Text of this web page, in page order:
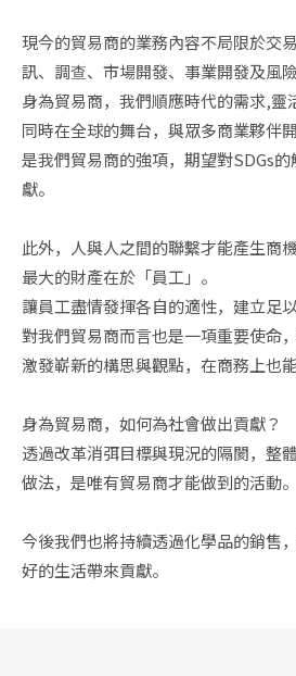
現今的貿易商的業務內容不局限於交
訊、調查、市場開發、事業開發及風險
身為貿易商，我們順應時代的需求,靈
同時在全球的舞台，與眾多商業夥伴
是我們貿易商的強項，期望對SDGs
獻。
此外，人與人之間的聯繫才能產生商
最大的財產在於「員工」。
讓員工盡情發揮各自的適性，建立足
對我們貿易商而言也是一項重要使命
激發嶄新的構思與觀點，在商務上也
身為貿易商，如何為社會做出貢獻？
透過改革消弭目標與現況的隔閡，整
做法，是唯有貿易商才能做到的活動。
今後我們也將持續透過化學品的銷售
好的生活帶來貢獻。